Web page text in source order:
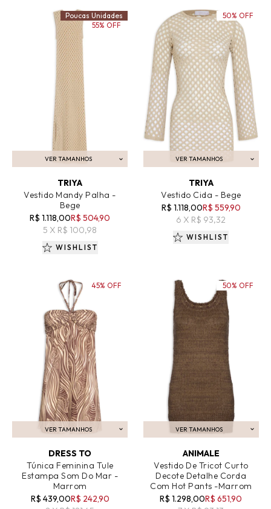
VER TAMANHOS
ADICIONAR AO CARRINHO
TRIYA
Vestido Mandy Palha -
Bege
R$ 1.118,00R$ 504,90
5 X R$ 100,98
Poucas Unidades
55% OFF
WISHLIST
VER TAMANHOS
ADICIONAR AO CARRINHO
TRIYA
Vestido Cida - Bege
R$ 1.118,00R$ 559,90
6 X R$ 93,32
50% OFF
WISHLIST
VER TAMANHOS
ADICIONAR AO CARRINHO
DRESS TO
Túnica Feminina Tule
Estampa Som Do Mar -
Marrom
R$ 439,00R$ 242,90
45% OFF
VER TAMANHOS
ADICIONAR AO CARRINHO
ANIMALE
Vestido De Tricot Curto
Decote Detalhe Corda
Com Hot Pants -Marrom
R$ 1.298,00R$ 651,90
50% OFF